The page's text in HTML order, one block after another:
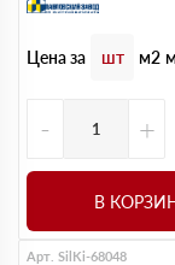
Цена за шт м2
- +
В
Арт. SilKi-68048